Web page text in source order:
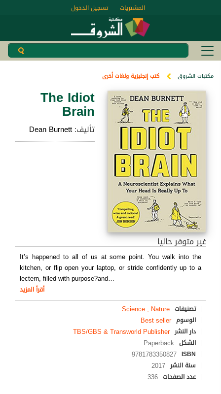
تسجيل الدخول المشتريات
مكتبات الشروق كتب إنجليزية ولغات أخرى
The Idiot
Brain
تأليف:Dean Burnett
غير متوفر حاليا
It’s happened to all of us at some point. You walk into the
kitchen, or flip open your laptop, or stride confidently up to a
lectern, filled with purpose?and…
أقرأ المزيد
تصنيفات Science , Nature
الوسوم Best seller
دار النشر TBS/GBS & Transworld Publisher
الشكل Paperback
ISBN
9781783350827
سنة النشر 2017
عدد الصفحات 336